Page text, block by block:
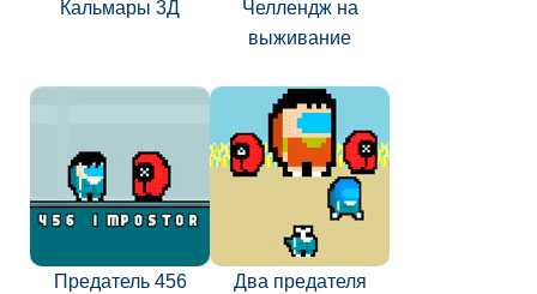
Кальмары 3Д
Челлендж на
выживание
Предатель 456 Два предателя